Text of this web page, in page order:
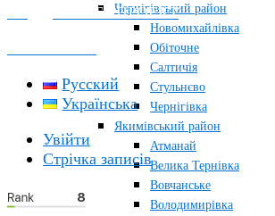
Чернігівський район
Новомихайлівка
Обіточне
Салтичія
Стульнєво
Чернігівка
Якимівський район
Атманай
Велика Тернівка
Вовчанське
Володимирівка
ПОДДЕРЖАТЬ ПРОЕКТ
Русский
Українська
Увійти
Стрічка записів